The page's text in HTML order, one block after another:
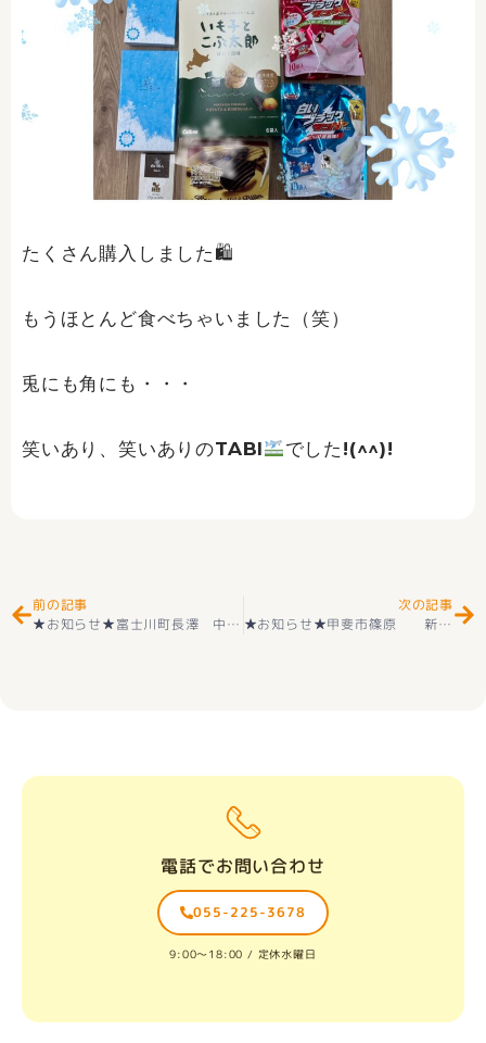
たくさん購入しました🛍
もうほとんど食べちゃいました（笑）
兎にも角にも・・・
笑いあり、笑いありのTABI でした!(^^)!
前の記事
★お知らせ★富士川町長澤 中古戸建（トヨタホーム施工）築浅物件 5LDK 好評販売中(^^♪
次の記事
★お知らせ★甲斐市篠原 新築建売住宅 好評販売中
電話でお問い合わせ
055-225-3678
9:00〜18:00 / 定休水曜日